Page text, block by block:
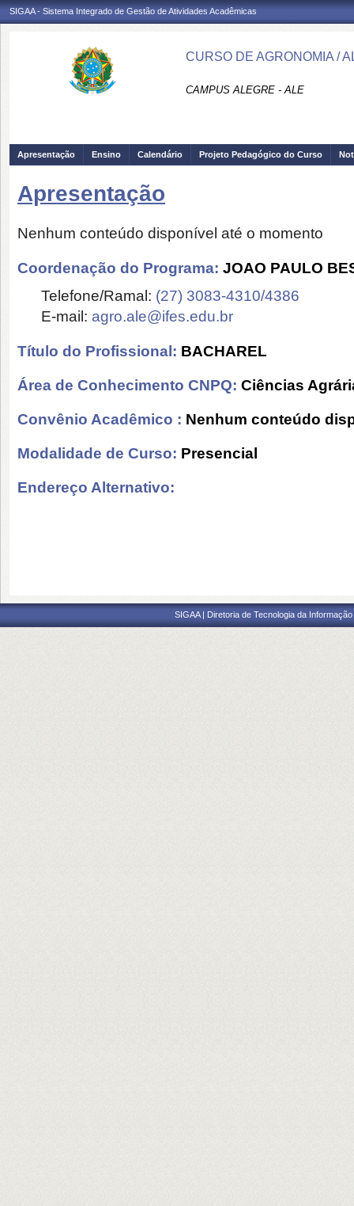
SIGAA - Sistema Integrado de Gestão de Atividades Acadêmicas
CURSO DE AGRONOMIA /
CAMPUS ALEGRE - ALE
Apresentação Ensino Calendário Projeto Pedagógico do Curso
Apresentação
Nenhum conteúdo disponível até o momento
Coordenação do Programa: JOAO PAULO
Telefone/Ramal: (27) 3083-4310/4386
E-mail: agro.ale@ifes.edu.br
Título do Profissional: BACHAREL
Área de Conhecimento CNPQ: Ciências
Convênio Acadêmico : Nenhum conteúdo
Modalidade de Curso: Presencial
Endereço Alternativo:
SIGAA | Diretoria de Tecnologia da